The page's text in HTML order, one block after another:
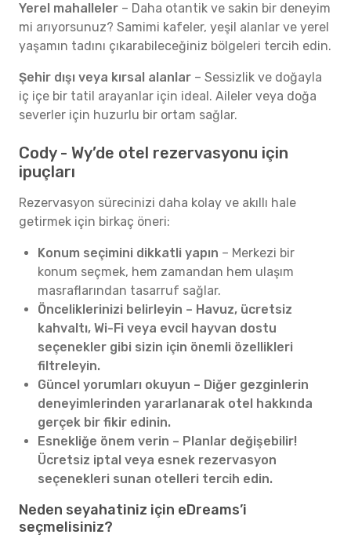
Yerel mahalleler – Daha otantik ve sakin bir deneyim
mi arıyorsunuz? Samimi kafeler, yeşil alanlar ve yerel
yaşamın tadını çıkarabileceğiniz bölgeleri tercih edin.
Şehir dışı veya kırsal alanlar – Sessizlik ve doğayla
iç içe bir tatil arayanlar için ideal. Aileler veya doğa
severler için huzurlu bir ortam sağlar.
Cody - Wy’de otel rezervasyonu için
ipuçları
Rezervasyon sürecinizi daha kolay ve akıllı hale
getirmek için birkaç öneri:
Konum seçimini dikkatli yapın – Merkezi bir
konum seçmek, hem zamandan hem ulaşım
masraflarından tasarruf sağlar.
Önceliklerinizi belirleyin – Havuz, ücretsiz
kahvaltı, Wi-Fi veya evcil hayvan dostu
seçenekler gibi sizin için önemli özellikleri
filtreleyin.
Güncel yorumları okuyun – Diğer gezginlerin
deneyimlerinden yararlanarak otel hakkında
gerçek bir fikir edinin.
Esnekliğe önem verin – Planlar değişebilir!
Ücretsiz iptal veya esnek rezervasyon
seçenekleri sunan otelleri tercih edin.
Neden seyahatiniz için eDreams’i
seçmelisiniz?